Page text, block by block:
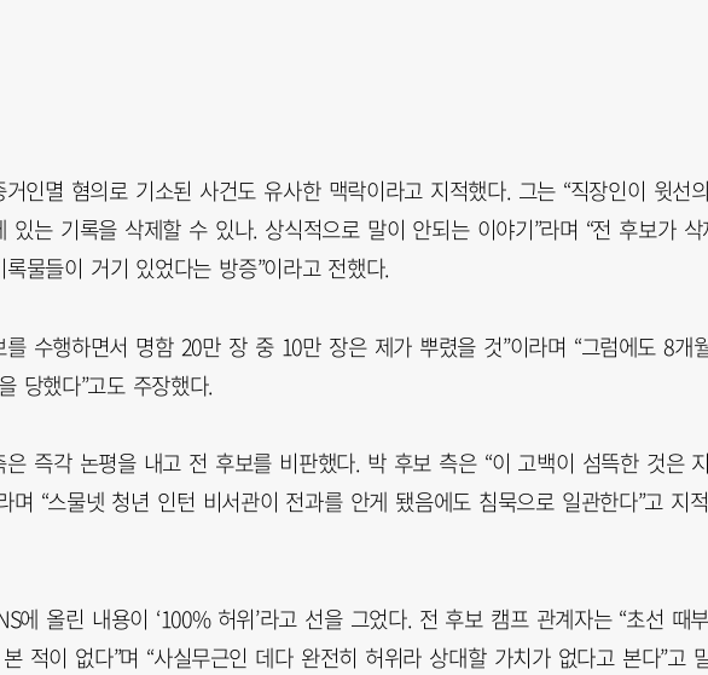
거인멸 혐의로 기소된 사건도 유사한 맥락이라고 지적했다. 그는 “직장인이 윗선
있는 기록을 삭제할 수 있나. 상식적으로 말이 안되는 이야기”라며 “전 후보가 삭
록물들이 거기 있었다는 방증”이라고 전했다.
를 수행하면서 명함 20만 장 중 10만 장은 제가 뿌렸을 것”이라며 “그럼에도 8개
당했다”고도 주장했다.
은 즉각 논평을 내고 전 후보를 비판했다. 박 후보 측은 “이 고백이 섬뜩한 것은
며 “스물넷 청년 인턴 비서관이 전과를 안게 됐음에도 침묵으로 일관한다”고 지적
에 올린 내용이 ‘100% 허위’라고 선을 그었다. 전 후보 캠프 관계자는 “초선 때부
적이 없다”며 “사실무근인 데다 완전히 허위라 상대할 가치가 없다고 본다”고